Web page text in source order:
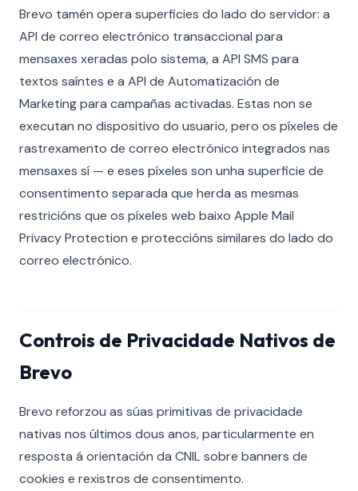
Brevo tamén opera superficies do lado do servidor: a
API de correo electrónico transaccional para
mensaxes xeradas polo sistema, a API SMS para
textos saíntes e a API de Automatización de
Marketing para campañas activadas. Estas non se
executan no dispositivo do usuario, pero os píxeles de
rastrexamento de correo electrónico integrados nas
mensaxes sí — e eses píxeles son unha superficie de
consentimento separada que herda as mesmas
restricións que os píxeles web baixo Apple Mail
Privacy Protection e proteccións similares do lado do
correo electrónico.
Controis de Privacidade Nativos de
Brevo
Brevo reforzou as súas primitivas de privacidade
nativas nos últimos dous anos, particularmente en
resposta á orientación da CNIL sobre banners de
cookies e rexistros de consentimento.